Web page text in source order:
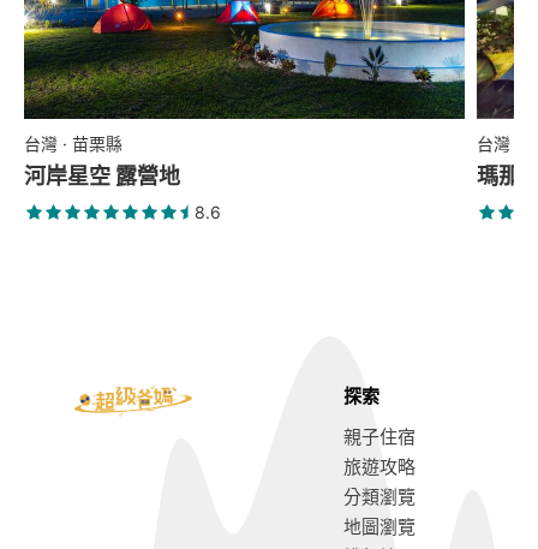
台灣 · 苗栗縣
河岸星空 露營地
8.6
台灣 ·
瑪那
探索
親子住宿
旅遊攻略
分類瀏覽
地圖瀏覽